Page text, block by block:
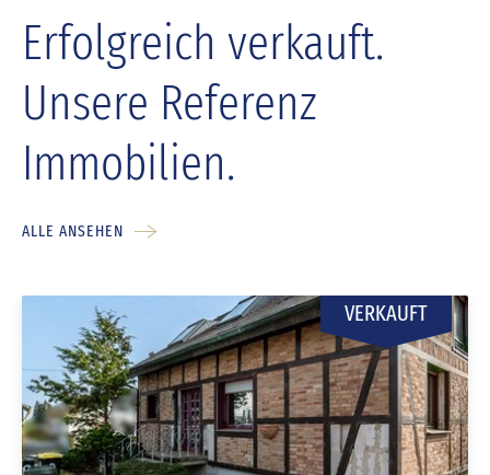
Erfolgreich verkauft.
Unsere Referenz
Immobilien.
ALLE ANSEHEN
VERKAUFT